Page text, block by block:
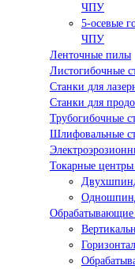
ЧПУ
5-осевые
ЧПУ
Ленточные пилы
Листогибочные
Станки для
Станки для
Трубогибочные
Шлифовальные
Токарные